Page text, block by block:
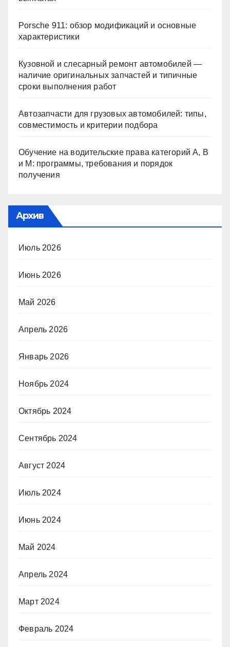
Porsche 911: обзор модификаций и основные
характеристики
Кузовной и слесарный ремонт автомобилей —
наличие оригинальных запчастей и типичные
сроки выполнения работ
Автозапчасти для грузовых автомобилей: типы,
совместимость и критерии подбора
Обучение на водительские права категорий A, B
и M: программы, требования и порядок
получения
Архив
Июль 2026
Июнь 2026
Май 2026
Апрель 2026
Январь 2026
Ноябрь 2024
Октябрь 2024
Сентябрь 2024
Август 2024
Июль 2024
Июнь 2024
Май 2024
Апрель 2024
Март 2024
Февраль 2024